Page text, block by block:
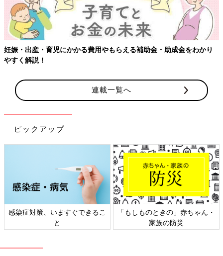
妊娠・出産・育児にかかる費用やもらえる補助金・助成金をわかり
やすく解説！
連載一覧へ
ピックアップ
感染症対策、いますぐできるこ
と
「もしものときの」赤ちゃん・
家族の防災